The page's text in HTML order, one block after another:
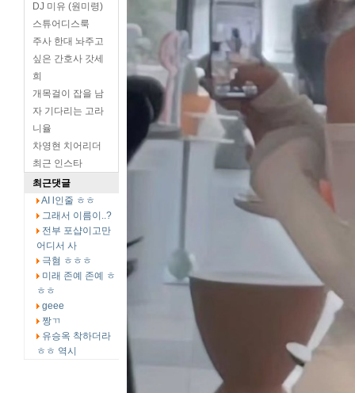
DJ 미유 (원미령)
스튜어디스룩
주사 한대 놔주고
싶은 간호사 갓세
희
개목걸이 잡을 남
자 기다리는 고라
니율
차영현 치어리더
최근 인스타
최근댓글
AI l인줄 ㅎㅎ
그래서 이름이..?
전부 포샵이고만
어디서 사
극혐 ㅎㅎㅎ
미래 존예 존예 ㅎ
ㅎㅎ
geee
짱ㄲ
유승옥 착하더라
ㅎㅎ 역시